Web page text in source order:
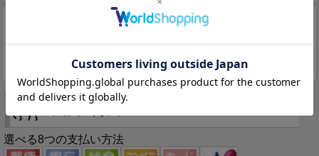
特定商取引法に基づく表示
送料とお支払い方法について
個人情報の取扱いについて
選べる8つの支払い方法